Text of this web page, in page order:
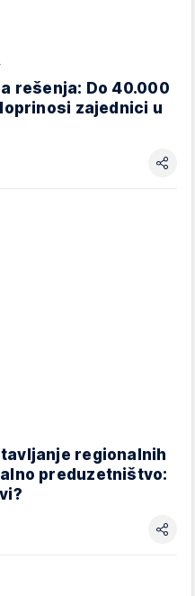
rešenja: Do 40.000
zajednici u
regionalnih
preduzetništvo: